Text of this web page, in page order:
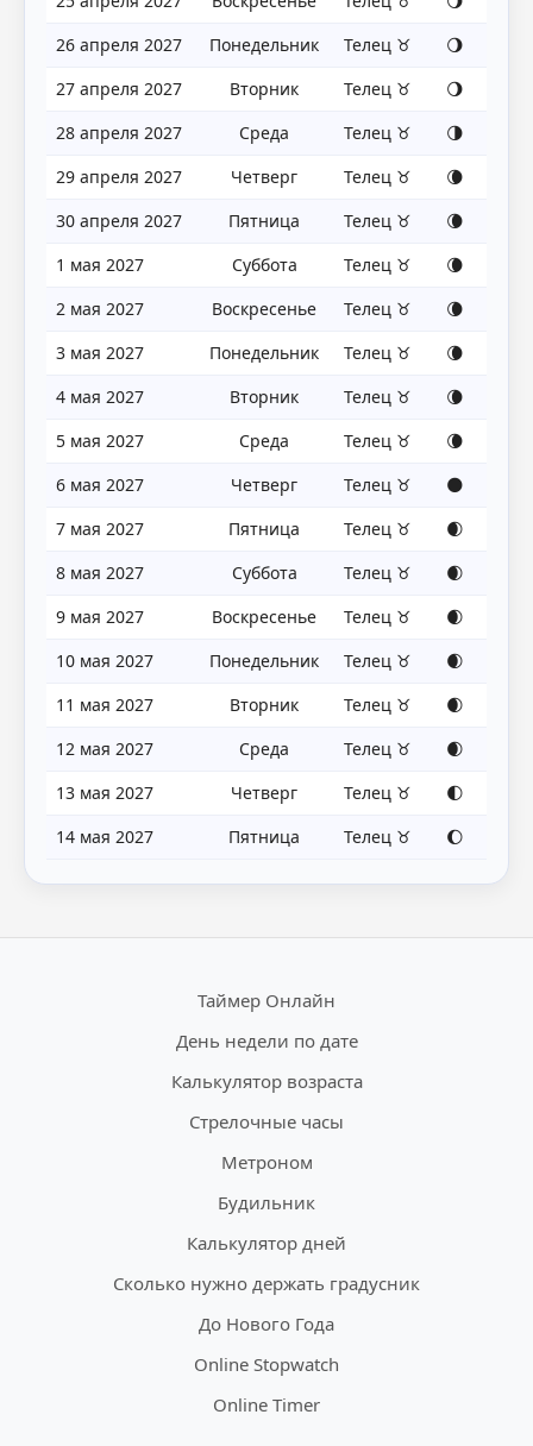
26 апреля 2027
Понедельник Телец ♉
🌖
27 апреля 2027
Вторник Телец ♉
🌖
28 апреля 2027
Среда Телец ♉
🌗
29 апреля 2027
Четверг Телец ♉
🌘
30 апреля 2027
Пятница Телец ♉
🌘
1 мая 2027
Суббота Телец ♉
🌘
2 мая 2027
Воскресенье Телец ♉
🌘
3 мая 2027
Понедельник Телец ♉
🌘
4 мая 2027
Вторник Телец ♉
🌘
5 мая 2027
Среда Телец ♉
🌘
6 мая 2027
Четверг Телец ♉
🌑
7 мая 2027
Пятница Телец ♉
🌒
8 мая 2027
Суббота Телец ♉
🌒
9 мая 2027
Воскресенье Телец ♉
🌒
10 мая 2027
Понедельник Телец ♉
🌒
11 мая 2027
Вторник Телец ♉
🌒
12 мая 2027
Среда Телец ♉
🌒
13 мая 2027
Четверг Телец ♉
🌓
14 мая 2027
Пятница Телец ♉ 🌔
Таймер Онлайн
День недели по дате
Калькулятор возраста
Стрелочные часы
Метроном
Будильник
Калькулятор дней
Сколько нужно держать градусник
До Нового Года
Online Stopwatch
Online Timer